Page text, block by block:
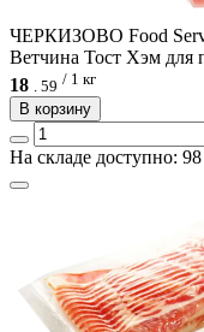
ЧЕРКИЗОВО Food
Ветчина Тост Хэм для
18
59 / 1 кг
В корзину
На складе доступно: 98